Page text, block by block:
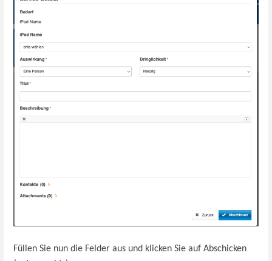
Füllen Sie nun die Felder aus und klicken Sie auf Abschicken